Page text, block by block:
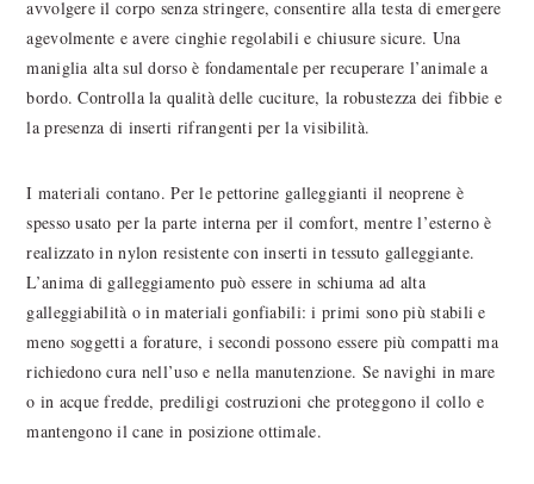
avvolgere il corpo senza stringere, consentire alla testa di emergere
agevolmente e avere cinghie regolabili e chiusure sicure. Una
maniglia alta sul dorso è fondamentale per recuperare l’animale a
bordo. Controlla la qualità delle cuciture, la robustezza dei fibbie e
la presenza di inserti rifrangenti per la visibilità.
I materiali contano. Per le pettorine galleggianti il neoprene è
spesso usato per la parte interna per il comfort, mentre l’esterno è
realizzato in nylon resistente con inserti in tessuto galleggiante.
L’anima di galleggiamento può essere in schiuma ad alta
galleggiabilità o in materiali gonfiabili: i primi sono più stabili e
meno soggetti a forature, i secondi possono essere più compatti ma
richiedono cura nell’uso e nella manutenzione. Se navighi in mare
o in acque fredde, prediligi costruzioni che proteggono il collo e
mantengono il cane in posizione ottimale.